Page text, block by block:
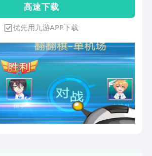
战，人机对战，天天军旗提供多种难度选
择 ✓支持2种走棋顺序：顺时针或逆时
针，随心而定开局方式 ✓免费提供大量
军团战棋经典布局，可载入、编辑并保存
✓人机对战采用最智能算法，带给您完美
的单
高 速 下 载
优先用九游APP下载